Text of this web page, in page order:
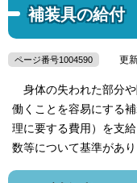
補装具の給付
ページ番号1004590 更新
身体の失われた部分
働くことを容易にする
理に要する費用）を支
数等について基準があり